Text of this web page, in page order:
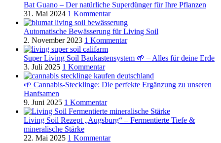
Bat Guano – Der natürliche Superdünger für Ihre Pflanzen
31. Mai 2024 1 Kommentar
Automatische Bewässerung für Living Soil
2. November 2023 1 Kommentar
Super Living Soil Baukastensystem 🌱 – Alles für deine Erde
3. Juli 2025 1 Kommentar
🌱 Cannabis-Stecklinge: Die perfekte Ergänzung zu unseren
Hanfsamen
9. Juni 2025 1 Kommentar
Living Soil Rezept „Augsburg“ – Fermentierte Tiefe &
mineralische Stärke
22. Mai 2025 1 Kommentar